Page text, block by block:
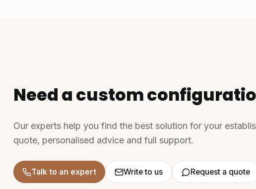
Need a custom
Our experts help you find the best solution for your
quote, personalised advice and full support.
Talk to an expert Write to us Request a quote